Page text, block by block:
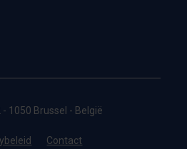
- 1050 Brussel - België
Contact